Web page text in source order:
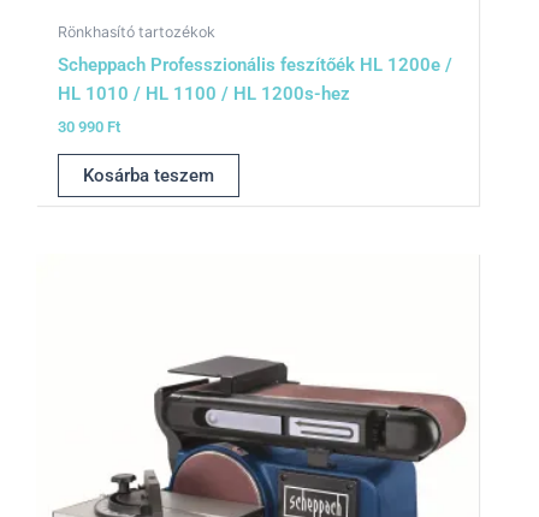
Rönkhasító tartozékok
Scheppach Professzionális feszítőék HL 1200e /
HL 1010 / HL 1100 / HL 1200s-hez
30 990 Ft
Kosárba teszem